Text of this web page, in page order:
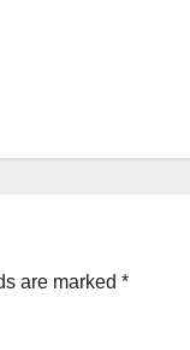
are marked *